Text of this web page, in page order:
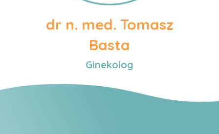
dr n. med. Tomasz
Basta
Ginekolog